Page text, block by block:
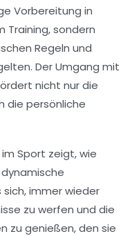
Vorbereitung in
Training, sondern
Regeln und
Der Umgang mit
nicht nur die
die persönliche
Sport zeigt, wie
immer wieder
zu werfen und die
zu genießen, den sie